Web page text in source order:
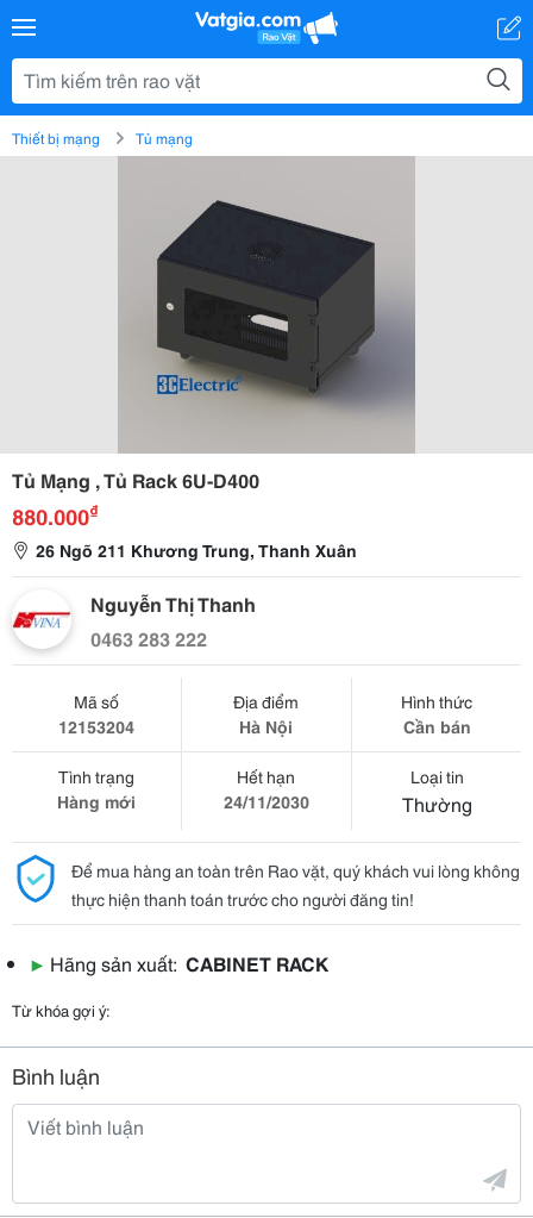
Thiết bị mạng Tủ mạng
Tủ Mạng , Tủ Rack 6U-D400
880.000₫
26 Ngõ 211 Khương Trung, Thanh Xuân
Nguyễn Thị Thanh
0463 283 222
Mã số
12153204
Địa điểm
Hà Nội
Hình thức
Cần bán
Tình trạng
Hàng mới
Hết hạn
24/11/2030
Loại tin
Thường
Để mua hàng an toàn trên Rao vặt, quý khách vui lòng không
thực hiện thanh toán trước cho người đăng tin!
▶ Hãng sản xuất: CABINET RACK
Từ khóa gợi ý:
Bình luận